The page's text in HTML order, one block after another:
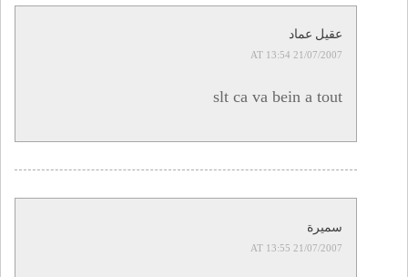
عقيل عماد
21/07/2007 AT 13:54
slt ca va bein a tout
سميرة
21/07/2007 AT 13:55